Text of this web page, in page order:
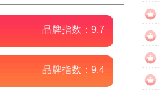
品牌指数： 9.7
品牌指数： 9.4